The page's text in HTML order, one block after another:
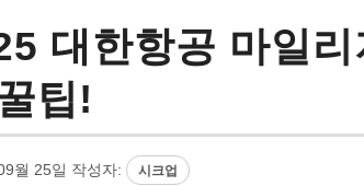
대한항공 마일
팁!
월 25일 작성자: 시크업